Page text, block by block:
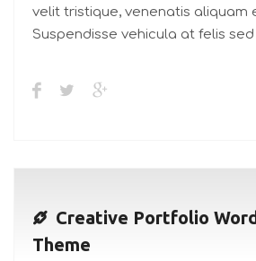
velit tristique, venenatis aliquam
Suspendisse vehicula at felis
Creative Portfolio
Theme